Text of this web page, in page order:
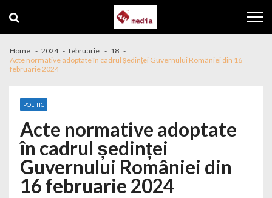
Home 2024 februarie
18
Acte normative adoptate în cadrul ședinței Guvernului României din 16
februarie 2024
POLITIC
Acte normative adoptate
în cadrul ședinței
Guvernului României din
16 februarie 2024